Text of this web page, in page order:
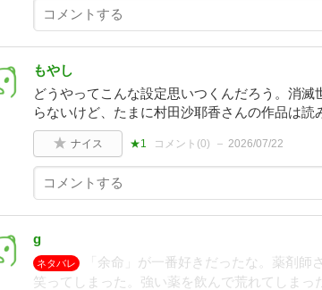
もやし
どうやってこんな設定思いつくんだろう。消
らないけど、たまに村田沙耶香さんの作品は読
ナイス ★1 コメント(0) 2026/07/22
g
ネタバレ
「余命」が一番好きだったな。薬剤
笑ってしまった。強い薬を飲んで荒れてしま